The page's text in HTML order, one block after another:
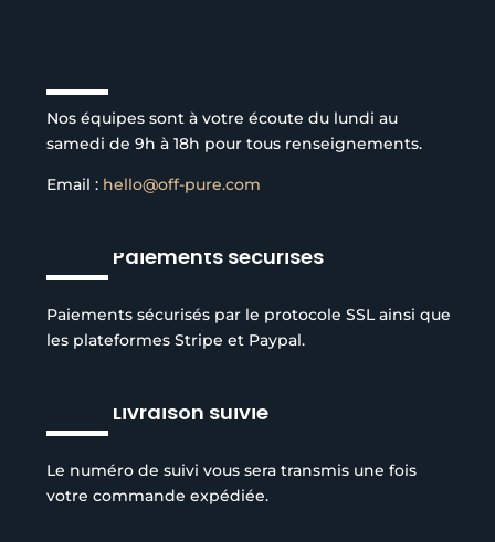
Nos équipes sont à votre écoute du lundi au
samedi de 9h à 18h pour tous renseignements.
Email : hello@off-pure.com
Paiements sécurisés
Paiements sécurisés par le protocole SSL ainsi que
les plateformes Stripe et Paypal.
Livraison suivie
Le numéro de suivi vous sera transmis une fois
votre commande expédiée.